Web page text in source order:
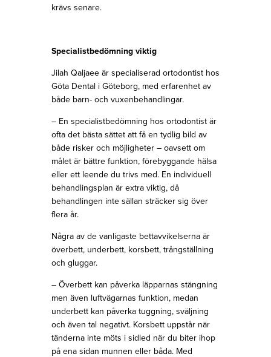
krävs senare.
Specialistbedömning viktig
Jilah Qaljaee är specialiserad ortodontist hos
Göta Dental i Göteborg, med erfarenhet av
både barn- och vuxenbehandlingar.
– En specialistbedömning hos ortodontist är
ofta det bästa sättet att få en tydlig bild av
både risker och möjligheter – oavsett om
målet är bättre funktion, förebyggande hälsa
eller ett leende du trivs med. En individuell
behandlingsplan är extra viktig, då
behandlingen inte sällan sträcker sig över
flera år.
Några av de vanligaste bettavvikelserna är
överbett, underbett, korsbett, trångställning
och gluggar.
– Överbett kan påverka läpparnas stängning
men även luftvägarnas funktion, medan
underbett kan påverka tuggning, sväljning
och även tal negativt. Korsbett uppstår när
tänderna inte möts i sidled när du biter ihop
på ena sidan munnen eller båda. Med